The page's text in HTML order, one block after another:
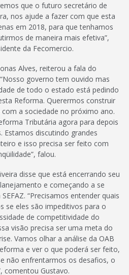
que o futuro secretário de
nos ajude a fazer com que esta
em 2018, para que tenhamos
de maneira mais efetiva”,
da Fecomercio.
Alves, reiterou a fala do
governo tem ouvido mas
de todo o estado está pedindo
Reforma. Querermos construir
a sociedade no próximo ano.
Tributária agora para depois
Estamos discutindo grandes
e isso precisa ser feito com
falou.
disse que está encerrando seu
e começando a se
“Precisamos entender quais
se eles são impeditivos para o
de competitividade do
visão precisa ser uma meta do
Vamos olhar a análise da OAB
e ver o que poderá ser feito,
não enfrentarmos os desafios, o
comentou Gustavo.